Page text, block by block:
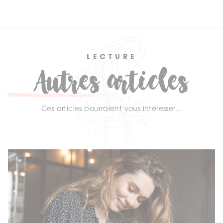
LECTURE
Autres articles
Ces articles pourraient vous intéresser...